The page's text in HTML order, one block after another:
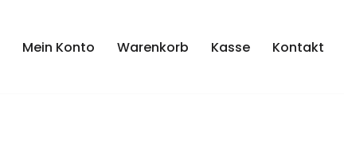
Mein Konto Warenkorb Kasse Kontakt